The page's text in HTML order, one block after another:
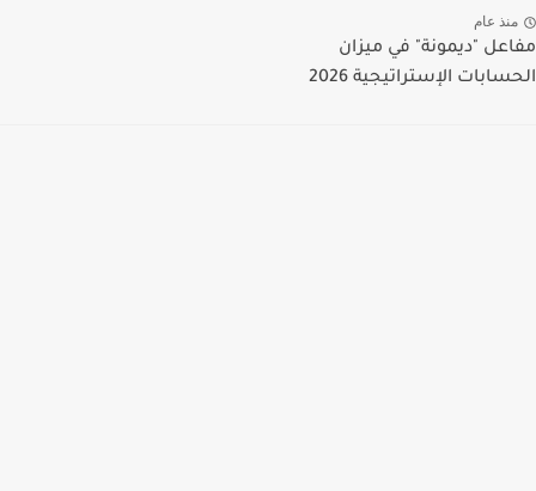
منذ عام
مفاعل "ديمونة" في ميزان
الحسابات الإستراتيجية 2026